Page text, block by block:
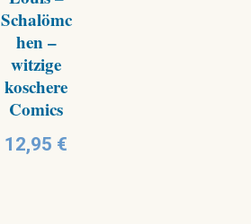
Schalömc
hen –
witzige
koschere
Comics
12,95 €